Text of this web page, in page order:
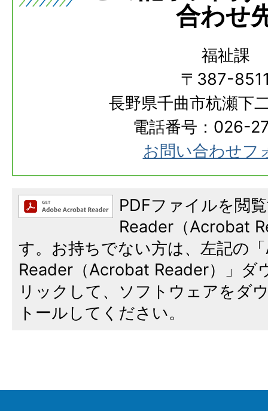
合わせ
福祉課
〒387-
長野県千曲市杭瀬下
電話番号：026-
お問い合わせフ
PDFファイルを閲
Reader（Acrobat
す。お持ちでない方は、左記の
Reader（Acrobat Reader）」ダ
リックして、ソフトウェアをダ
トールしてください。